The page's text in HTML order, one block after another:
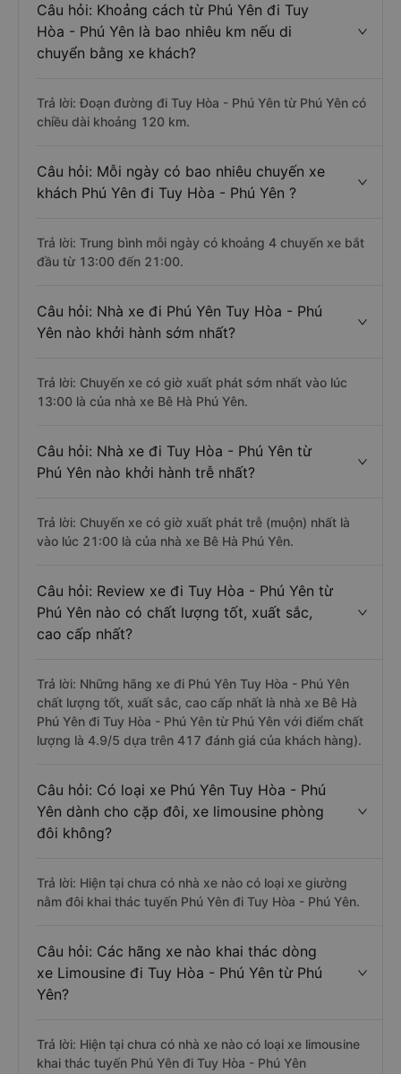
Câu hỏi: Khoảng cách từ Phú Yên đi Tuy
Hòa - Phú Yên là bao nhiêu km nếu di
chuyển bằng xe khách?
Trả lời: Đoạn đường đi Tuy Hòa - Phú Yên từ Phú Yên có
chiều dài khoảng 120 km.
Câu hỏi: Mỗi ngày có bao nhiêu chuyến xe
khách Phú Yên đi Tuy Hòa - Phú Yên ?
Trả lời: Trung bình mỗi ngày có khoảng 4 chuyến xe bắt
đầu từ 13:00 đến 21:00.
Câu hỏi: Nhà xe đi Phú Yên Tuy Hòa - Phú
Yên nào khởi hành sớm nhất?
Trả lời: Chuyến xe có giờ xuất phát sớm nhất vào lúc
13:00 là của nhà xe Bê Hà Phú Yên.
Câu hỏi: Nhà xe đi Tuy Hòa - Phú Yên từ
Phú Yên nào khởi hành trễ nhất?
Trả lời: Chuyến xe có giờ xuất phát trễ (muộn) nhất là
vào lúc 21:00 là của nhà xe Bê Hà Phú Yên.
Câu hỏi: Review xe đi Tuy Hòa - Phú Yên từ
Phú Yên nào có chất lượng tốt, xuất sắc,
cao cấp nhất?
Trả lời: Những hãng xe đi Phú Yên Tuy Hòa - Phú Yên
chất lượng tốt, xuất sắc, cao cấp nhất là nhà xe Bê Hà
Phú Yên đi Tuy Hòa - Phú Yên từ Phú Yên với điểm chất
lượng là 4.9/5 dựa trên 417 đánh giá của khách hàng).
Câu hỏi: Có loại xe Phú Yên Tuy Hòa - Phú
Yên dành cho cặp đôi, xe limousine phòng
đôi không?
Trả lời: Hiện tại chưa có nhà xe nào có loại xe giường
nằm đôi khai thác tuyến Phú Yên đi Tuy Hòa - Phú Yên.
Câu hỏi: Các hãng xe nào khai thác dòng
xe Limousine đi Tuy Hòa - Phú Yên từ Phú
Yên?
Trả lời: Hiện tại chưa có nhà xe nào có loại xe limousine
khai thác tuyến Phú Yên đi Tuy Hòa - Phú Yên